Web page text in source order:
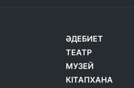
ӘДЕБИЕТ
ТЕАТР
МУЗЕЙ
КІТАПХАНА